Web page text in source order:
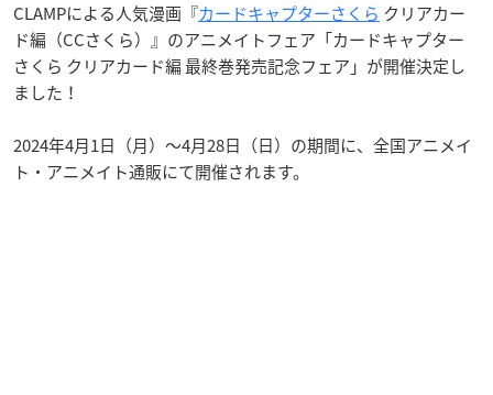
CLAMPによる人気漫画『カードキャプターさくら クリアカー
ド編（CCさくら）』のアニメイトフェア「カードキャプター
さくら クリアカード編 最終巻発売記念フェア」が開催決定し
ました！
2024年4月1日（月）～4月28日（日）の期間に、全国アニメイ
ト・アニメイト通販にて開催されます。